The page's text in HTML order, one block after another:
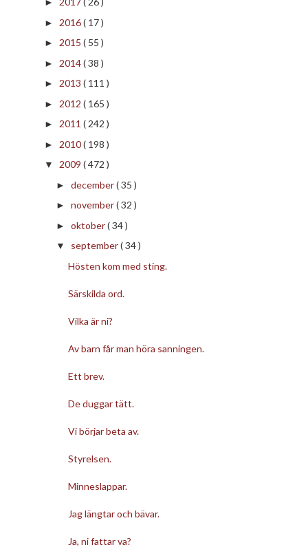
► 2016( 17 )
► 2015 ( 55 )
► 2014( 38 )
► 2013 ( 111 )
► 2012 ( 165 )
► 2011 ( 242 )
► 2010( 198 )
▼ 2009 ( 472 )
► december( 35 )
► november( 32 )
► oktober( 34 )
▼ september( 34 )
Hösten kom med sting.
Särskilda ord.
Vilka är ni?
Av barn får man höra sanningen.
Ett brev.
De duggar tätt.
Vi börjar beta av.
Styrelsen.
Minneslappar.
Jag längtar och bävar.
Ja, ni fattar va?